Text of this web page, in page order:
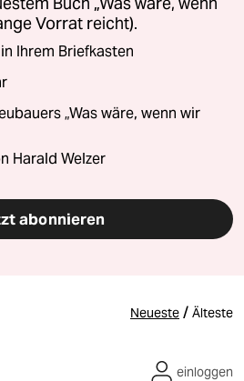
Vorrat reicht).
Ihrem Briefkasten
„Was wäre, wenn wir
Harald Welzer
abonnieren
Neueste / Älteste
einloggen